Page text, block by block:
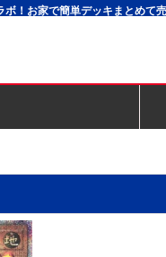
！お家で簡単デッキまとめて